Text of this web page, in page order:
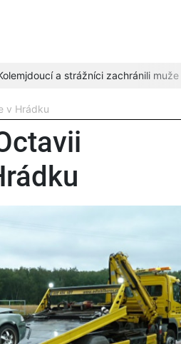
a strážníci zachránili muže
v Hrádku